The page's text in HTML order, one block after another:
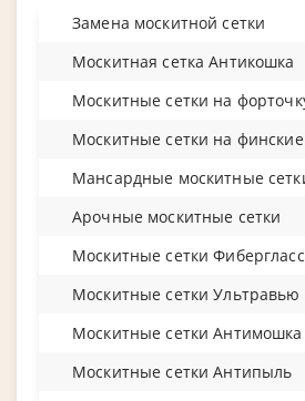
Замена москитной сетки
Москитная сетка Антикошка
Москитные сетки на
Москитные сетки на
Мансардные москитные
Арочные москитные сетки
Москитные сетки Фибергласс
Москитные сетки Ультравью
Москитные сетки Антимошка
Москитные сетки Антипыль